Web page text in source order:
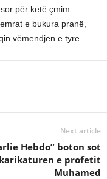
për këtë çmim.
e bukura pranë,
vëmendjen e tyre.
Next article
Hebdo” boton sot
karikaturen e profetit
Muhamed